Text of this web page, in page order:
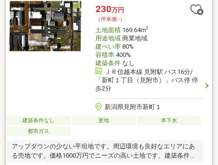
店などの建設が可能な第一種中高層住居専用地域。
230万円
（坪単価:-）
土地面積169.64m2
用途地域商業地域
建ぺい率80%
容積率400%
建築条件なし
ＪＲ信越本線 見附駅 バス16分/
「新町１丁目（見附市）」バス停 停
歩2分
新潟県見附市新町１
建築条件なし 更地
本下水
都市ガス
アップダウンの少ない平坦地です。周辺環境も良好なエリアにあ
る売地です。価格1000万円でニーズの高い土地です。建築条件な